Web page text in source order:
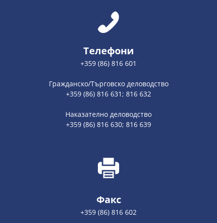
Телефони
+359 (86) 816 601
Гражданско/Търговско деловодство
+359 (86) 816 631; 816 632
Наказателно деловодство
+359 (86) 816 630; 816 639
Факс
+359 (86) 816 602